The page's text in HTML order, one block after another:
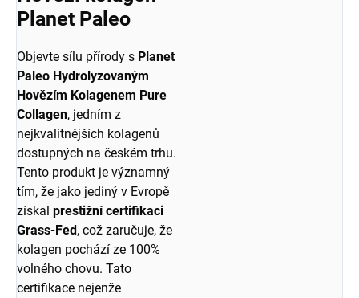
Planet Paleo
Objevte sílu přírody s Planet
Paleo Hydrolyzovaným
Hovězím Kolagenem Pure
Collagen, jedním z
nejkvalitnějších kolagenů
dostupných na českém trhu.
Tento produkt je významný
tím, že jako jediný v Evropě
získal prestižní certifikaci
Grass-Fed, což zaručuje, že
kolagen pochází ze 100%
volného chovu. Tato
certifikace nejenže